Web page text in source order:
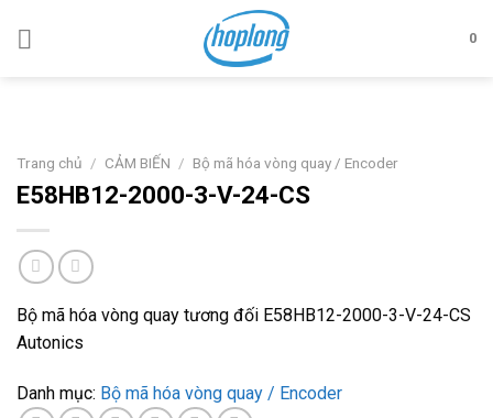
0
Trang chủ / CẢM BIẾN / Bộ mã hóa vòng quay / Encoder
E58HB12-2000-3-V-24-CS
Bộ mã hóa vòng quay tương đối E58HB12-2000-3-V-24-CS
Autonics
Danh mục: Bộ mã hóa vòng quay / Encoder